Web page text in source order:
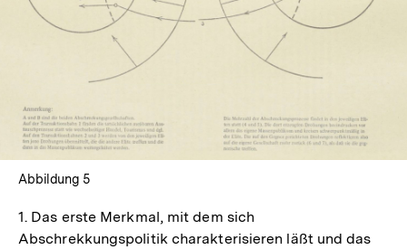
Lightbox
öffnen
Abbildung 5
1. Das erste Merkmal, mit dem sich
Abschrekkungspolitik charakterisieren läßt und das